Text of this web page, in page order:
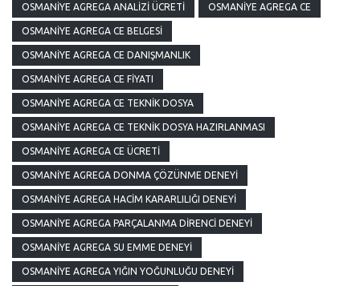
OSMANIYE AGREGA ANALIZI ÜCRETI OSMANIYE AGREGA CE
OSMANIYE AGREGA CE BELGESI
OSMANIYE AGREGA CE DANIŞMANLIK
OSMANIYE AGREGA CE FIYATI
OSMANIYE AGREGA CE TEKNIK DOSYA
OSMANIYE AGREGA CE TEKNIK DOSYA HAZIRLANMASI
OSMANIYE AGREGA CE ÜCRETI
OSMANIYE AGREGA DONMA ÇÖZÜNME DENEYI
OSMANIYE AGREGA HACIM KARARLILIĞI DENEYI
OSMANIYE AGREGA PARÇALANMA DIRENCI DENEYI
OSMANIYE AGREGA SU EMME DENEYI
OSMANIYE AGREGA YIĞIN YOĞUNLUĞU DENEYI